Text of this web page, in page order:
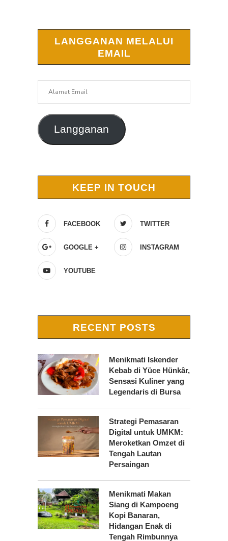
LANGGANAN MELALUI
EMAIL
Langganan
KEEP IN TOUCH
FACEBOOK TWITTER
GOOGLE + INSTAGRAM
YOUTUBE
RECENT POSTS
Menikmati Iskender
Kebab di Yüce Hünkâr,
Sensasi Kuliner yang
Legendaris di Bursa
Strategi Pemasaran
Digital untuk UMKM:
Meroketkan Omzet di
Tengah Lautan
Persaingan
Menikmati Makan
Siang di Kampoeng
Kopi Banaran,
Hidangan Enak di
Tengah Rimbunnya